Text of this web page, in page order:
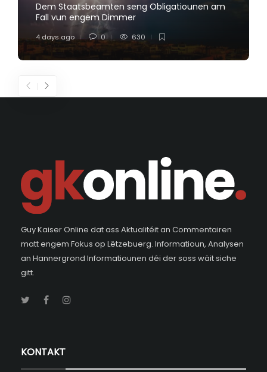
Dem Staatsbeamten seng Obligatiounen am
Fall vun engem Dimmer
4 days ago 0 630
Guy Kaiser Online dat ass Aktualitéit an Commentairen
matt engem Fokus op Lëtzebuerg. Informatioun, Analysen
an Hannergrond Informatiounen déi der soss wäit siche
gitt.
KONTAKT